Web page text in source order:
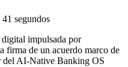
segundos
impulsada por
firma de un acuerdo marco de
del AI-Native Banking OS